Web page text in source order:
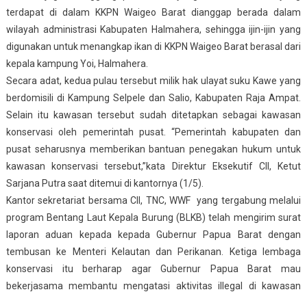
terdapat di dalam KKPN Waigeo Barat dianggap berada dalam
wilayah administrasi Kabupaten Halmahera, sehingga ijin-ijin yang
digunakan untuk menangkap ikan di KKPN Waigeo Barat berasal dari
kepala kampung Yoi, Halmahera.
Secara adat, kedua pulau tersebut milik hak ulayat suku Kawe yang
berdomisili di Kampung Selpele dan Salio, Kabupaten Raja Ampat.
Selain itu kawasan tersebut sudah ditetapkan sebagai kawasan
konservasi oleh pemerintah pusat. “Pemerintah kabupaten dan
pusat seharusnya memberikan bantuan penegakan hukum untuk
kawasan konservasi tersebut,”kata Direktur Eksekutif CII, Ketut
Sarjana Putra saat ditemui di kantornya (1/5).
Kantor sekretariat bersama CII, TNC, WWF yang tergabung melalui
program Bentang Laut Kepala Burung (BLKB) telah mengirim surat
laporan aduan kepada kepada Gubernur Papua Barat dengan
tembusan ke Menteri Kelautan dan Perikanan. Ketiga lembaga
konservasi itu berharap agar Gubernur Papua Barat mau
bekerjasama membantu mengatasi aktivitas illegal di kawasan